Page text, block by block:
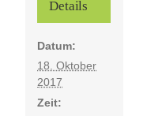
Details
Datum:
18. Oktober
2017
Zeit: